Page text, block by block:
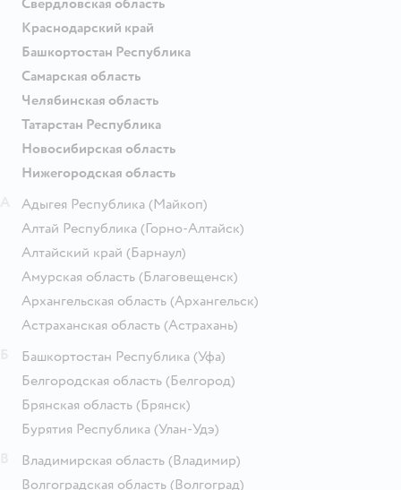
Краснодарский край
Башкортостан Республика
Самарская область
Челябинская область
Татарстан Республика
Новосибирская область
Нижегородская область
Адыгея Республика (Майкоп)
Алтай Республика (Горно-Алтайск)
Алтайский край (Барнаул)
Амурская область (Благовещенск)
Архангельская область (Архангельск)
Астраханская область (Астрахань)
Башкортостан Республика (Уфа)
Белгородская область (Белгород)
Брянская область (Брянск)
Бурятия Республика (Улан-Удэ)
Владимирская область (Владимир)
Волгоградская область (Волгоград)